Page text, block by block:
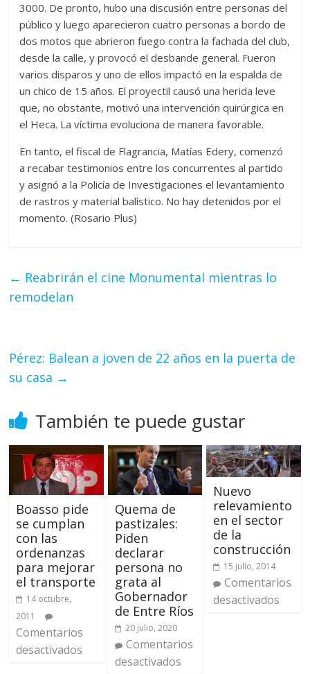
3000. De pronto, hubo una discusión entre personas del
público y luego aparecieron cuatro personas a bordo de
dos motos que abrieron fuego contra la fachada del club,
desde la calle, y provocó el desbande general. Fueron
varios disparos y uno de ellos impactó en la espalda de
un chico de 15 años. El proyectil causó una herida leve
que, no obstante, motivó una intervención quirúrgica en
el Heca. La víctima evoluciona de manera favorable.
En tanto, el fiscal de Flagrancia, Matías Edery, comenzó
a recabar testimonios entre los concurrentes al partido
y asignó a la Policía de Investigaciones el levantamiento
de rastros y material balístico. No hay detenidos por el
momento. (Rosario Plus)
← Reabrirán el cine Monumental mientras lo
remodelan
Pérez: Balean a joven de 22 años en la puerta de
su casa →
También te puede gustar
Boasso pide
se cumplan
con las
ordenanzas
para mejorar
el transporte
14 octubre,
2011
Comentarios
desactivados
Quema de
pastizales:
Piden
declarar
persona no
grata al
Gobernador
de Entre Ríos
20 julio, 2020
Comentarios
desactivados
Nuevo
relevamiento
en el sector
de la
construcción
15 julio, 2014
Comentarios
desactivados